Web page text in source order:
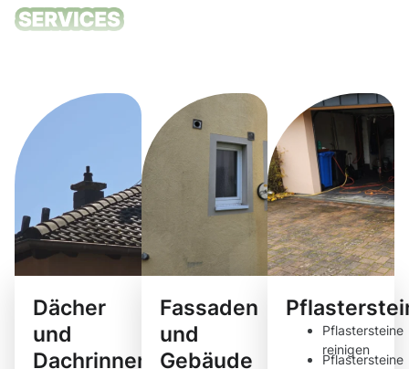
Dächer
und
Dachrinnen
Fassaden
und
Gebäude
Pflastersteine
reinigen
Pflastersteine